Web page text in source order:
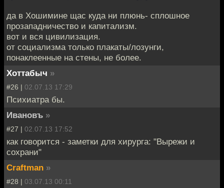
да в Хошимине щас куда ни плюнь- сплошное
прозападничество и капитализм.
вот и вся цивилизация.
от социализма только плакаты/лозунги,
понаклеенные на стены, не более.
Хоттабыч »
#26 | 02.07.13 17:29
Психиатра бы.
Ивановъ »
#27 | 02.07.13 17:52
как говорится - заметки для хирурга: "Вырежи и
сохрани"
Craftman »
#28 | 03.07.13 00:11